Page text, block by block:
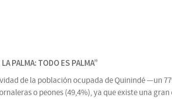
PALMA: TODO ES PALMA”
de la población ocupada de Quinindé —un
o peones (49,4%), ya que existe una